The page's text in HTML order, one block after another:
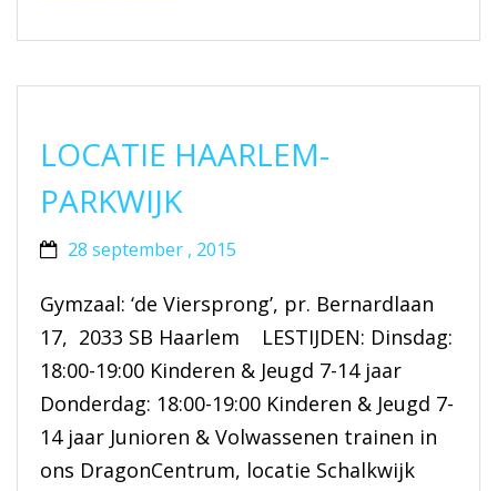
LOCATIE HAARLEM-
PARKWIJK
28 september , 2015
Gymzaal: ‘de Viersprong’, pr. Bernardlaan
17, 2033 SB Haarlem LESTIJDEN: Dinsdag:
18:00-19:00 Kinderen & Jeugd 7-14 jaar
Donderdag: 18:00-19:00 Kinderen & Jeugd 7-
14 jaar Junioren & Volwassenen trainen in
ons DragonCentrum, locatie Schalkwijk